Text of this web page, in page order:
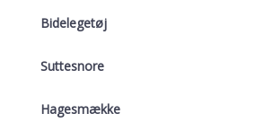
Bidelegetøj
Suttesnore
Hagesmække